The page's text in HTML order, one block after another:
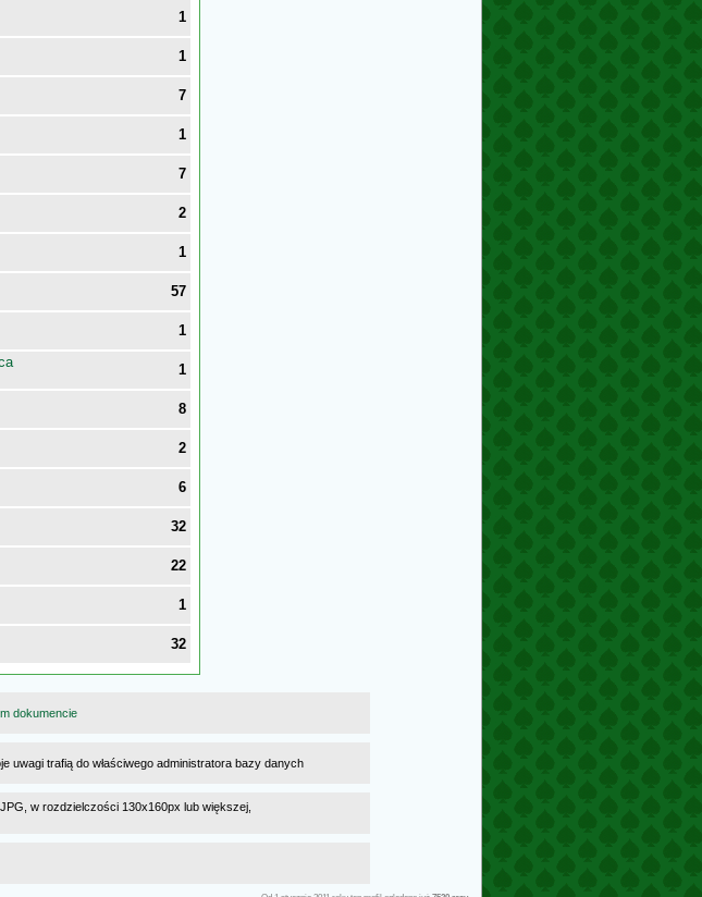
1
1
7
1
7
2
1
57
1
1
8
2
6
32
22
1
32
dokumencie
uwagi trafią do właściwego administratora bazy danych
w rozdzielczości 130x160px lub większej,